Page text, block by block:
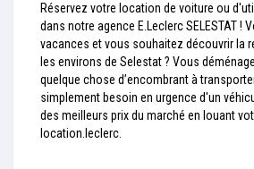
Réservez votre location de voiture ou
dans notre agence E.Leclerc SELESTAT !
vacances et vous souhaitez découvrir la
les environs de Selestat ? Vous
quelque chose d’encombrant à
simplement besoin en urgence d'un
des meilleurs prix du marché en louant
location.leclerc.